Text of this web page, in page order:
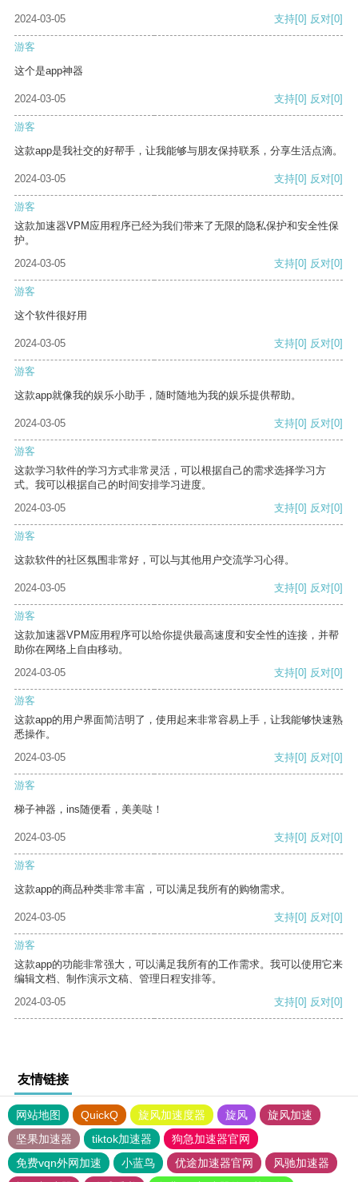
2024-03-05 支持[0] 反对[0]
游客
这个是app神器
2024-03-05 支持[0] 反对[0]
游客
这款app是我社交的好帮手，让我能够与朋友保持联系，分享生活点滴。
2024-03-05 支持[0] 反对[0]
游客
这款加速器VPM应用程序已经为我们带来了无限的隐私保护和安全性保
护。
2024-03-05
支持[0] 反对[0]
游客
这个软件很好用
2024-03-05 支持[0] 反对[0]
游客
这款app就像我的娱乐小助手，随时随地为我的娱乐提供帮助。
2024-03-05 支持[0] 反对[0]
游客
这款学习软件的学习方式非常灵活，可以根据自己的需求选择学习方
式。我可以根据自己的时间安排学习进度。
2024-03-05
支持[0] 反对[0]
游客
这款软件的社区氛围非常好，可以与其他用户交流学习心得。
2024-03-05 支持[0] 反对[0]
游客
这款加速器VPM应用程序可以给你提供最高速度和安全性的连接，并帮
助你在网络上自由移动。
2024-03-05
支持[0] 反对[0]
游客
这款app的用户界面简洁明了，使用起来非常容易上手，让我能够快速熟
悉操作。
2024-03-05
支持[0] 反对[0]
游客
梯子神器，ins随便看，美美哒！
2024-03-05 支持[0] 反对[0]
游客
这款app的商品种类非常丰富，可以满足我所有的购物需求。
2024-03-05 支持[0] 反对[0]
游客
这款app的功能非常强大，可以满足我所有的工作需求。我可以使用它来
编辑文档、制作演示文稿、管理日程安排等。
2024-03-05
支持[0] 反对[0]
友情链接
网站地图 QuickQ 旋风加速度器 旋风
旋风加速
坚果加速器
tiktok加速器
狗急加速器官网
免费vqn外网加速
小蓝鸟 优途加速器官网
风驰加速器